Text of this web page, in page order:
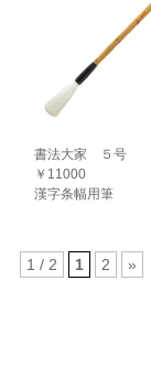
書法大家 ５号
￥11000
漢字条幅用筆
1 / 2 1 2 »